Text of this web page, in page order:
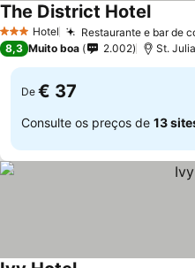
3 EstrelasHotel Restaurante e bar de
The District HotelVer
8,3 Muito boa 2.002 St.
De € 37
Consulte os preços de 13